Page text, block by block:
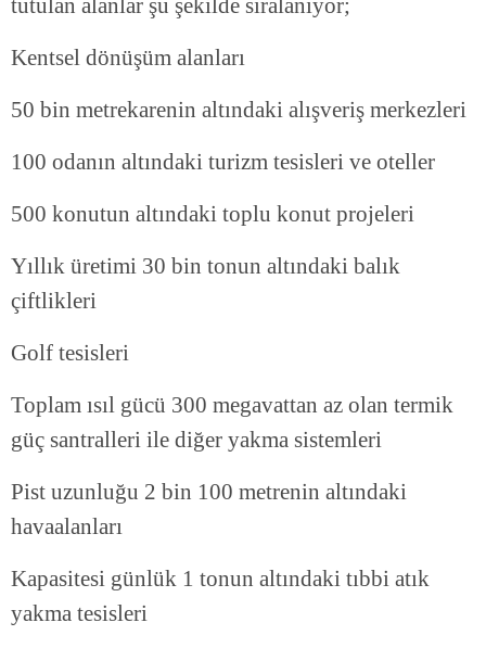
tutulan alanlar şu şekilde sıralanıyor;
Kentsel dönüşüm alanları
50 bin metrekarenin altındaki alışveriş merkezleri
100 odanın altındaki turizm tesisleri ve oteller
500 konutun altındaki toplu konut projeleri
Yıllık üretimi 30 bin tonun altındaki balık
çiftlikleri
Golf tesisleri
Toplam ısıl gücü 300 megavattan az olan termik
güç santralleri ile diğer yakma sistemleri
Pist uzunluğu 2 bin 100 metrenin altındaki
havaalanları
Kapasitesi günlük 1 tonun altındaki tıbbi atık
yakma tesisleri